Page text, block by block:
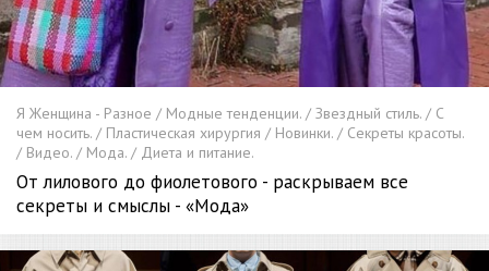
Я Женщина - Разное / Модные тенденции. / Звездный стиль. / С
чем носить. / Пластическая хирургия / Новинки. / Секреты красоты.
/ Видео. / Мода. / Диета и питание.
От лилового до фиолетового - раскрываем все
секреты и смыслы - «Мода»